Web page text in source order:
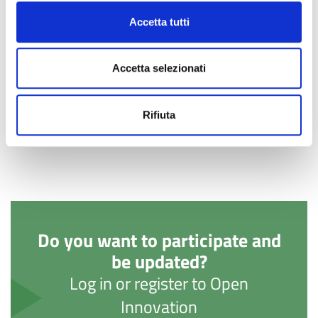
Accetta tutti
Accetta selezionati
Rifiuta
There are no areas of interest associated with this content
CONDIVIDI
Do you want to participate and
be updated?
Log in or register to Open
Innovation